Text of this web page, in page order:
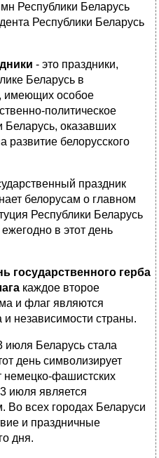
Республики Беларусь
Республики Беларусь
- это праздники,
Беларусь в
имеющих особое
политическое
Беларусь, оказавших
развитие белорусского
праздник
белорусам о главном
Республики Беларусь
в этот день
государственного герба
каждое второе
и флаг являются
независимости страны.
июля Беларусь стала
день символизирует
немецко-фашистских
июля является
всех городах Беларуси
и праздничные
дня.